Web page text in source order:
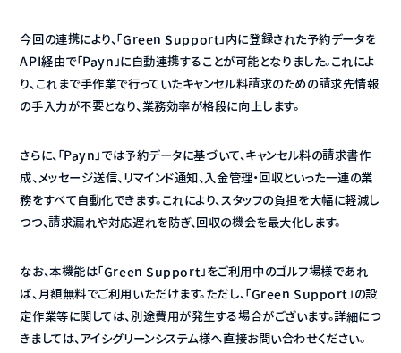
今回の連携により、「Green Support」内に登録された予約データを
API経由で「Payn」に自動連携することが可能となりました。これによ
り、これまで手作業で行っていたキャンセル料請求のための請求先情報
の手入力が不要となり、業務効率が格段に向上します。
さらに、「Payn」では予約データに基づいて、キャンセル料の請求書作
成、メッセージ送信、リマインド通知、入金管理・回収といった一連の業
務をすべて自動化できます。これにより、スタッフの負担を大幅に軽減し
つつ、請求漏れや対応遅れを防ぎ、回収の機会を最大化します。
なお、本機能は「Green Support」をご利用中のゴルフ場様であれ
ば、月額無料でご利用いただけます。ただし、「Green Support」の設
定作業等に関しては、別途費用が発生する場合がございます。詳細につ
きましては、アイシグリーンシステム様へ直接お問い合わせください。